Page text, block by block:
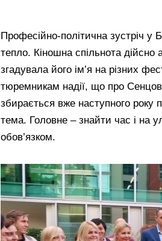
Професійно-політична зустріч у
тепло. Кіношна спільнота дійсно
згадувала його ім’я на різних
тюремникам надії, що про
збирається вже наступного року
тема. Головне – знайти час і на
обов’язком.